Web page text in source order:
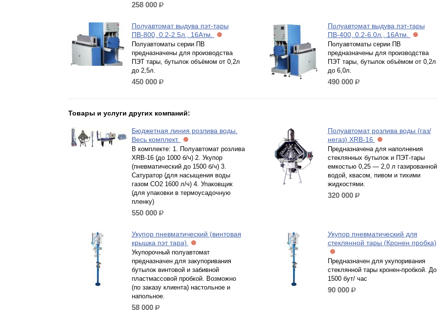
258 000 р.
Полуавтомат выдува пэт-тары
ПВ-800, 0.2-2.5л., 16Атм.
Полуавтоматы серии ПВ
предназначены для производства
ПЭТ тары, бутылок объёмом от 0,2л
до 2,5л.
450 000 р.
Полуавтомат выдува пэт-тары
ПВ-400, 0.2-6.0л., 16Атм.
Полуавтоматы серии ПВ
предназначены для производства
ПЭТ тары, бутылок объёмом от 0,2л
до 6,0л.
490 000 р.
Товары и услуги других компаний:
Бюджетная линия розлива воды.
Весь комплект.
В комплекте: 1. Полуавтомат розлива
XRB-16 (до 1000 б/ч) 2. Укупор
(пневматический до 1500 б/ч) 3.
Сатуратор (для насыщения воды
газом СО2 1600 л/ч) 4. Упаковщик
(для упаковки в термоусадочную
пленку)
550 000 р.
Полуавтомат розлива воды (газ/
негаз) XRB-16
Предназначена для наполнения
стеклянных бутылок и ПЭТ-тары
емкостью 0,25 — 2,0 л газированной
водой, квасом, пивом и тихими
жидкостями.
320 000 р.
Укупор пневматический (винтовая
крышка пэт тара)
Укупорочный полуавтомат
предназначен для закупоривания
бутылок винтовой и забивной
пластмассовой пробкой. Возможно
(по заказу клиента) настольное и
напольное.
58 000
Укупор пневматический для
стеклянной тары (Кронен пробка)
Предназначен для укупоривания
стеклянной тары кронен-пробкой. До
1500 бут/ час
90 000 р.